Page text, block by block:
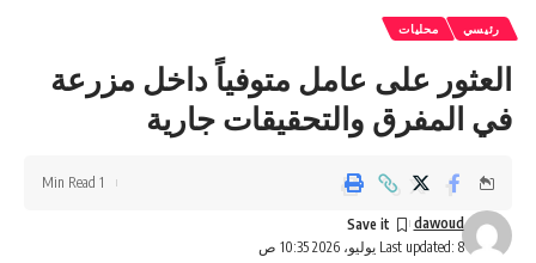
رئيسي محليات
العثور على عامل متوفياً داخل مزرعة
في المفرق والتحقيقات جارية
Last updated: 8 يوليو، 2026 10:35 ص
dawoud
1 Min Read